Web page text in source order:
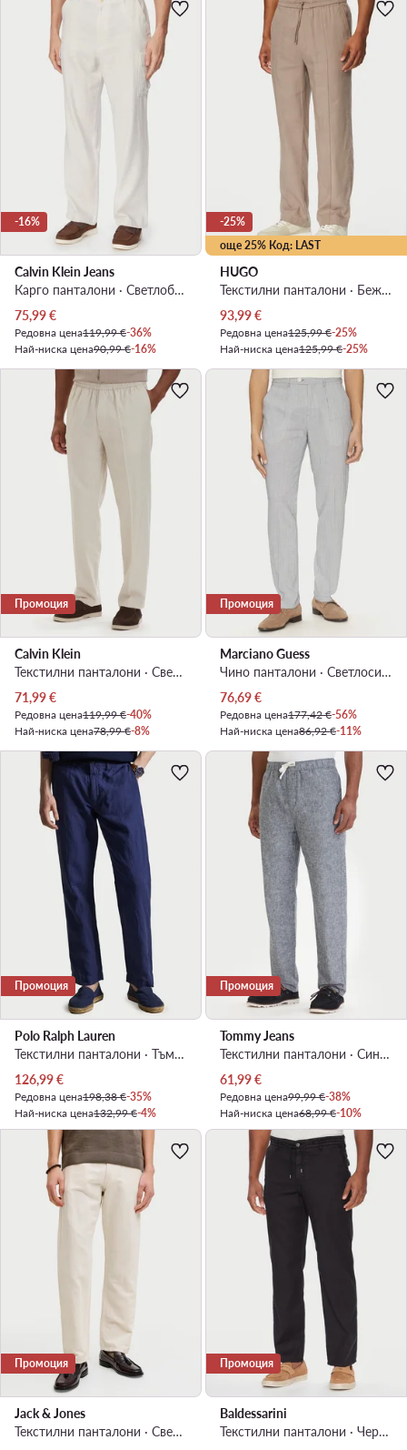
-16%
Calvin Klein Jeans
Карго панталони · Светлобежов · Relaxed Fit
Актуална цена
75,99€
Редовна цена119,99 €-36%
Най-ниска цена90,99 €-16%
още 25% Код: LAST
-25%
HUGO
Текстилни панталони · Бежов · Regular Fit
Актуална цена
93,99€
Редовна цена125,99 €-25%
Най-ниска цена125,99 €-25%
Промоция
Calvin Klein
Текстилни панталони · Светлобежов · Regular Fit
Актуална цена
71,99€
Редовна цена119,99 €-40%
Най-ниска цена78,99 €-8%
Промоция
Marciano Guess
Чино панталони · Светлосиньо · Slim Fit
Актуална цена
76,69€
Редовна цена177,42 €-56%
Най-ниска цена86,92 €-11%
Промоция
Polo Ralph Lauren
Текстилни панталони · Тъмносин · Regular Fit
Актуална цена
126,99€
Редовна цена198,38 €-35%
Най-ниска цена132,99 €-4%
Промоция
Tommy Jeans
Текстилни панталони · Син · Slim Fit
Актуална цена
61,99€
Редовна цена99,99 €-38%
Най-ниска цена68,99 €-10%
Промоция
Jack & Jones
Текстилни панталони · Светлобежов · Relaxed Fit
Промоция
Baldessarini
Текстилни панталони · Черен · Regular Fit